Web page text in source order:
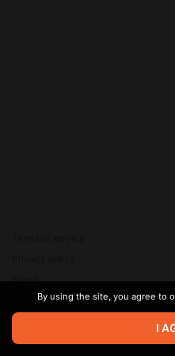
© 2026 Zaya Solutions Limited.
are the property of their
Brand
SupportBy using the site, you agree to
I